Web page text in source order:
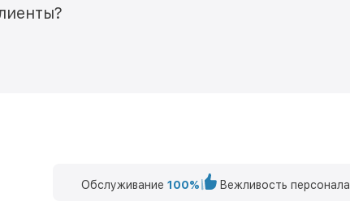
Обслуживание 100% Вежливость персонала